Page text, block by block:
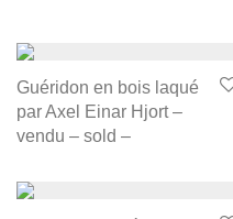
Guéridon en bois laqué
par Axel Einar Hjort –
vendu – sold –